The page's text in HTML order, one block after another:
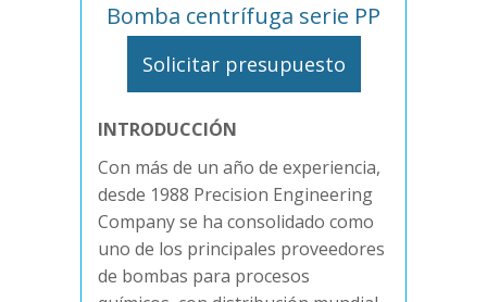
Bomba centrífuga serie PP
Solicitar presupuesto
INTRODUCCIÓN
Con más de un año de experiencia,
desde 1988 Precision Engineering
Company se ha consolidado como
uno de los principales proveedores
de bombas para procesos